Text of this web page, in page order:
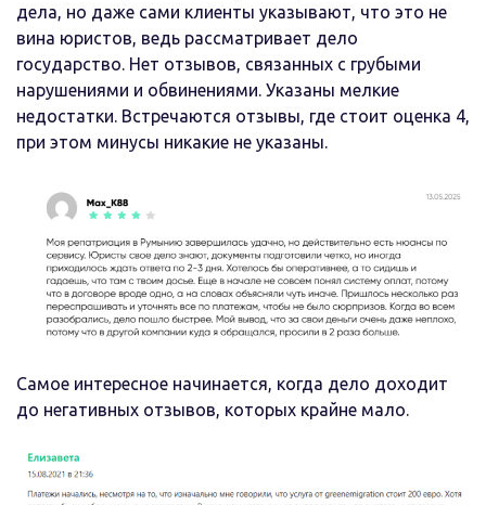
дела, но даже сами клиенты указывают, что это не
вина юристов, ведь рассматривает дело
государство. Нет отзывов, связанных с грубыми
нарушениями и обвинениями. Указаны мелкие
недостатки. Встречаются отзывы, где стоит оценка 4,
при этом минусы никакие не указаны.
Самое интересное начинается, когда дело доходит
до негативных отзывов, которых крайне мало.